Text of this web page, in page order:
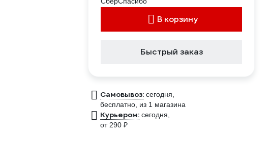
В корзину
Быстрый заказ
Самовывоз: сегодня,
бесплатно , из 1 магазина
Курьером: сегодня,
от 290 ₽